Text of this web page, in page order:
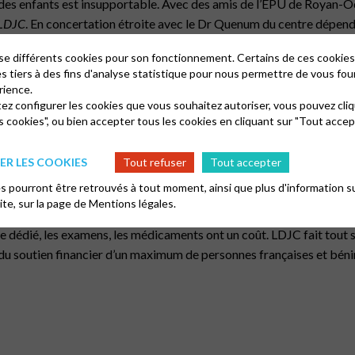
enfants est insupportable. Avec des amis de l’EPU de Royan-
. En concertation étroite avec le Dr Quenum du centre
de sensibilisation suivies de tests de dépistage ont été
secrétaire général Clément D. Akpaki et le président, révérend
Il faut faire 10 h de route pour aller à une consultation.
pour pratiquer l’électrophorèse de l’hémoglobine qui
passage. La petite Huguette était décédée.
les examens, les médicaments ont un coût. LDJC fait
soutien financier d’un maximum de personnes françaises et
différents cookies pour son fonctionnement. Certains de ces
tiers à des fins d'analyse statistique pour nous permettre de vous
configurer les cookies que vous souhaitez autoriser, vous pouvez
cookies", ou bien accepter tous les cookies en cliquant sur "Tout
LES COOKIES
Tout refuser
Tout accepter
pourront être retrouvés à tout moment, ainsi que plus d'information
sur la page deMentions légales.